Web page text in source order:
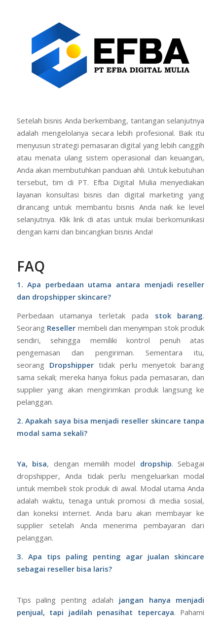
Setelah bisnis Anda berkembang, tantangan selanjutnya
adalah mengelolanya secara lebih profesional. Baik itu
menyusun strategi pemasaran digital yang lebih canggih
atau menata ulang sistem operasional dan keuangan,
Anda akan membutuhkan panduan ahli. Untuk kebutuhan
tersebut, tim di PT. Efba Digital Mulia menyediakan
layanan konsultasi bisnis dan digital marketing yang
dirancang untuk membantu bisnis Anda naik ke level
selanjutnya. Klik link di atas untuk mulai berkomunikasi
dengan kami dan bincangkan bisnis Anda!
FAQ
1. Apa perbedaan utama antara menjadi reseller
dan dropshipper skincare?
Perbedaan utamanya terletak pada stok barang.
Seorang Reseller membeli dan menyimpan stok produk
sendiri, sehingga memiliki kontrol penuh atas
pengemasan dan pengiriman. Sementara itu,
seorang Dropshippertidak perlu menyetok barang
sama sekali; mereka hanya fokus pada pemasaran, dan
supplier yang akan mengirimkan produk langsung ke
pelanggan.
2. Apakah saya bisa menjadi reseller skincare tanpa
modal sama sekali?
Ya, bisa, dengan memilih model dropship. Sebagai
dropshipper, Anda tidak perlu mengeluarkan modal
untuk membeli stok produk di awal. Modal utama Anda
adalah waktu, tenaga untuk promosi di media sosial,
dan koneksi internet. Anda baru akan membayar ke
supplier setelah Anda menerima pembayaran dari
pelanggan.
3. Apa tips paling penting agar jualan skincare
sebagai reseller bisa laris?
Tips paling penting adalah jangan hanya menjadi
penjual, tapi jadilah penasihat tepercaya. Pahami